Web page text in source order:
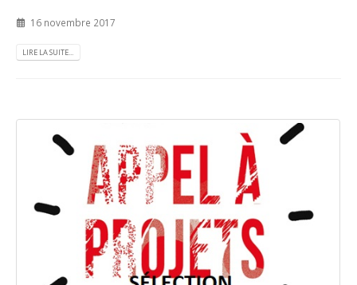
16 novembre 2017
LIRE LA SUITE...